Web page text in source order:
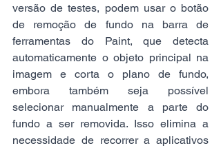
versão de testes, podem usar o botão
de remoção de fundo na barra de
ferramentas do Paint, que detecta
automaticamente o objeto principal na
imagem e corta o plano de fundo,
embora também seja possível
selecionar manualmente a parte do
fundo a ser removida. Isso elimina a
necessidade de recorrer a aplicativos